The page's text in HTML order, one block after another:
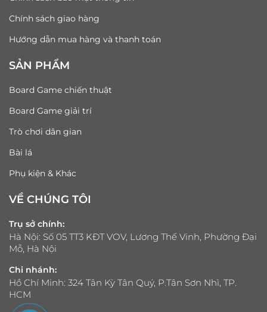
Chính sách giao hàng
Hướng dẫn mua hàng và thanh toán
SẢN PHẨM
Board Game chiến thuật
Board Game giải trí
Trò chơi dân gian
Bài lá
Phụ kiện & Khác
VỀ CHÚNG TÔI
Trụ sở chính:
Hà Nội: Số 05 TT3 KĐT VOV, Lương Thế Vinh, Phường Đại
Mỗ, Hà Nội
Chi nhánh:
Hồ Chí Minh: 324 Tân Kỳ Tân Quý, P.Tân Sơn Nhì, TP.
HCM